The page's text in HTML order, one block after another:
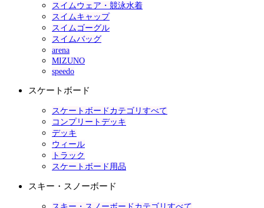
スイムウェア・競泳水着
スイムキャップ
スイムゴーグル
スイムバッグ
arena
MIZUNO
speedo
スケートボード
スケートボードカテゴリすべて
コンプリートデッキ
デッキ
ウィール
トラック
スケートボード用品
スキー・スノーボード